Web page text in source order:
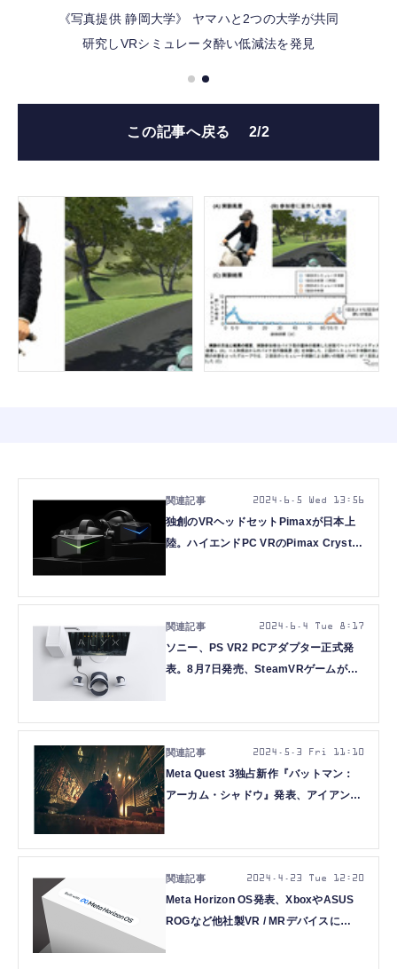
《写真提供 静岡大学》
ヤマハと2つの大学が共同
研究しVRシミュレータ酔い低減法を発見
この記事へ戻る 2/2
独創のVRヘッドセットPimaxが日本上
陸。ハイエンドPC VRのPimax Crystal
2024.6.5 Wed 13:56
ソニー、PS VR2 PCアダプター正式発
表。8月7日発売、SteamVRゲームがプ
2024.6.4 Tue 8:17
Meta Quest 3独占新作『バットマン：
アーカム・シャドウ』発表、アイアンマ
2024.5.3 Fri 11:10
Meta Horizon OS発表、XboxやASUS
ROGなど他社製VR / MRデバイスに
2024.4.23 Tue 12:20